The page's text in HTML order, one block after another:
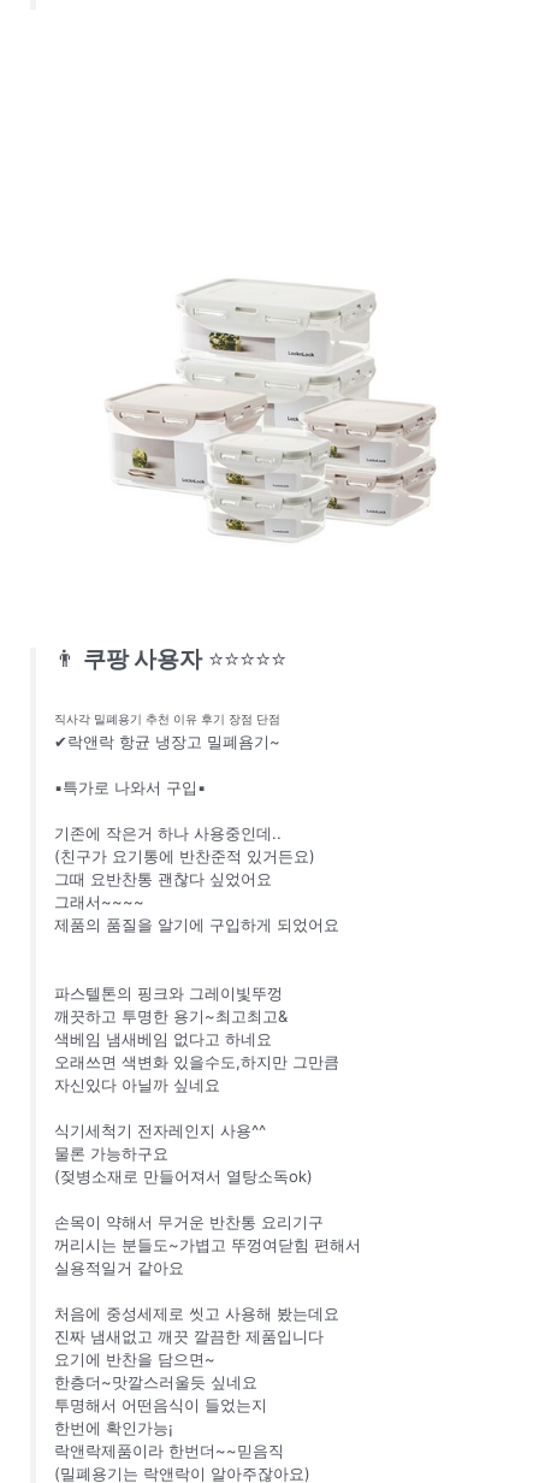
👨 쿠팡 사용자 ⭐⭐⭐⭐⭐
직사각 밀폐용기 추천 이유 후기 장점 단점
✔락앤락 항균 냉장고 밀폐욤기~
▪️특가로 나와서 구입▪️
기존에 작은거 하나 사용중인데..
(친구가 요기통에 반찬준적 있거든요)
그때 요반찬통 괜찮다 싶었어요
그래서~~~~
제품의 품질을 알기에 구입하게 되었어요
파스텔톤의 핑크와 그레이빛뚜껑
깨끗하고 투명한 용기~최고최고&
색베임 냄새베임 없다고 하네요
오래쓰면 색변화 있을수도,하지만 그만큼
자신있다 아닐까 싶네요
식기세척기 전자레인지 사용^^
물론 가능하구요
(젖병소재로 만들어져서 열탕소독ok)
손목이 약해서 무거운 반찬통 요리기구
꺼리시는 분들도~가볍고 뚜껑여닫힘 편해서
실용적일거 같아요
처음에 중성세제로 씻고 사용해 봤는데요
진짜 냄새없고 깨끗 깔끔한 제품입니다
요기에 반찬을 담으면~
한층더~맛깔스러울듯 싶네요
투명해서 어떤음식이 들었는지
한번에 확인가능¡
락앤락제품이라 한번더~~믿음직
(밀폐용기는 락앤락이 알아주잖아요)